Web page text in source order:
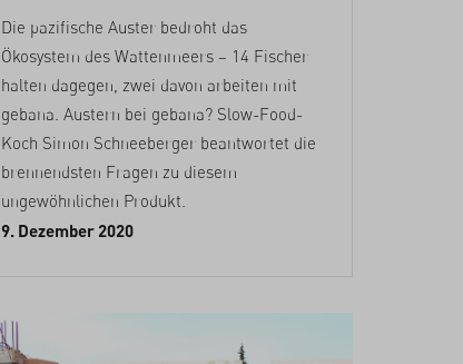
Die pazifische Auster bedroht das
Ökosystem des Wattenmeers – 14 Fischer
halten dagegen, zwei davon arbeiten mit
gebana. Austern bei gebana? Slow-Food-
Koch Simon Schneeberger beantwortet die
brennendsten Fragen zu diesem
ungewöhnlichen Produkt.
9. Dezember 2020